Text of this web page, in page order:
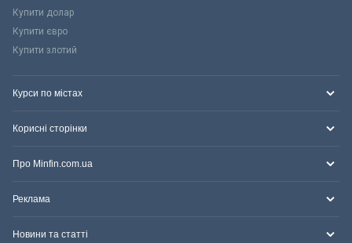
Купити долар
Купити євро
Купити злотий
Курси по містах
Корисні сторінки
Про Minfin.com.ua
Реклама
Новини та статті